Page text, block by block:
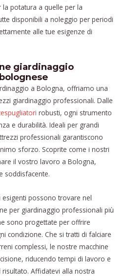
potatura a quelle per la
disponibili a noleggio per periodi
alle tue esigenze di
giardinaggio
a Bologna, offriamo una
giardinaggio professionali. Dalle
robusti, ogni strumento
e durabilità. Ideali per grandi
professionali garantiscono
sforzo. Scoprite come i nostri
il vostro lavoro a Bologna,
soddisfacente.
possono trovare nel
per giardinaggio professionali più
sono progettate per offrire
condizione. Che si tratti di falciare
complessi, le nostre macchine
riducendo tempi di lavoro e
Affidatevi alla nostra